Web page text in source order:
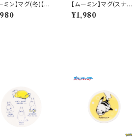
ミン】マグ(冬)【M
】MM9604-1
【ムーミン】マグ(スナフ
キン）【MM9000】M
M9003-11
¥1,980